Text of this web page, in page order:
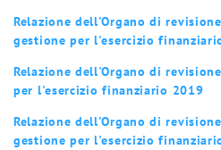
Relazione dell'Organo di
gestione per l'esercizio
Relazione dell'Organo di
per l'esercizio finanziario 2019
Relazione dell'Organo di
gestione per l'esercizio